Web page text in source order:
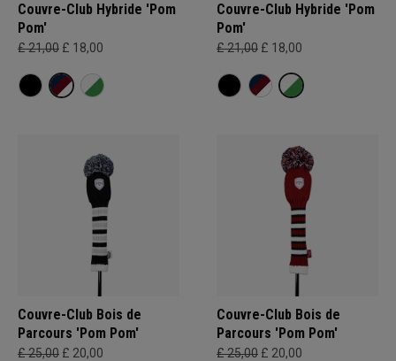
Couvre-Club Hybride 'Pom
Pom'
£ 21,00 £ 18,00
Couvre-Club Hybride 'Pom
Pom'
£ 21,00 £ 18,00
Couvre-Club Bois de
Parcours 'Pom Pom'
£ 25,00 £ 20,00
Couvre-Club Bois de
Parcours 'Pom Pom'
£ 25,00 £ 20,00